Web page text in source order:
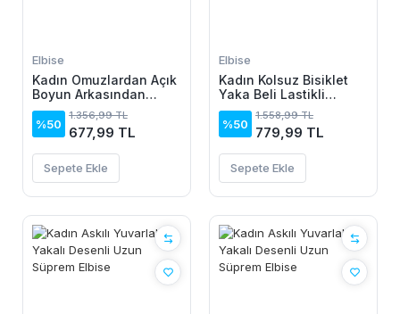
Elbise
Kadın Omuzlardan Açık
Boyun Arkasından
Bağcıklı Beli Lastikli
Kısa Süprem Elbise
%50
1.356,99 TL
677,99 TL
Sepete Ekle
Elbise
Kadın Kolsuz Bisiklet
Yaka Beli Lastikli
Desenli Süprem Elbise
%50
1.558,99 TL
779,99 TL
Sepete Ekle